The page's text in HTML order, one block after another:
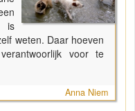
is
weten. Daar hoeven
voor te
Anna Niem